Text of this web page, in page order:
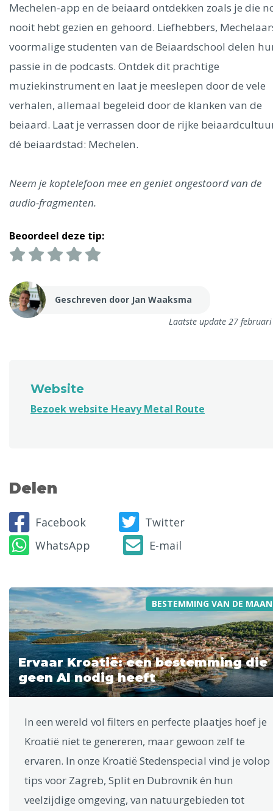
Mechelen-app en de beiaard ontdekken zoals je die
nooit hebt gezien en gehoord. Liefhebbers,
voormalige studenten van de Beiaardschool delen
passie in de podcasts. Ontdek dit prachtige
muziekinstrument en laat je meeslepen door de vele
verhalen, allemaal begeleid door de klanken van de
beiaard. Laat je verrassen door de rijke
dé beiaardstad: Mechelen.
Neem je koptelefoon mee en geniet ongestoord van de
audio-fragmenten.
Beoordeel deze tip:
Geschreven door Jan Waaksma
Laatste update 27
Website
Bezoek website Heavy Metal Route
Delen
Facebook
Twitter
WhatsApp
E-mail
BESTEMMING VAN DE
Ervaar Kroatië: een bestemming die
geen AI nodig heeft
In een wereld vol filters en perfecte plaatjes hoef je
Kroatië niet te genereren, maar gewoon zelf te
ervaren. In onze Kroatië Stedenspecial vind je volop
tips voor Zagreb, Split en Dubrovnik én hun
veelzijdige omgeving, van natuurgebieden tot